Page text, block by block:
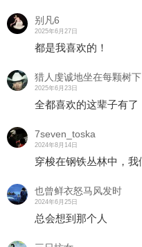
别凡6
2025年6月27日
都是我喜欢的！
猎人虔诚地坐在每颗树下
2025年6月23日
全都喜欢的这辈子有了
7seven_toska
2024年8月14日
穿梭在钢铁丛林中，
也曾鲜衣怒马风发时
2024年6月25日
总会想到那个人